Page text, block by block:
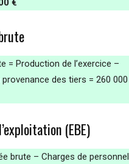
€
= Production de l’exercice –
des tiers = 260
(EBE)
brute – Charges de